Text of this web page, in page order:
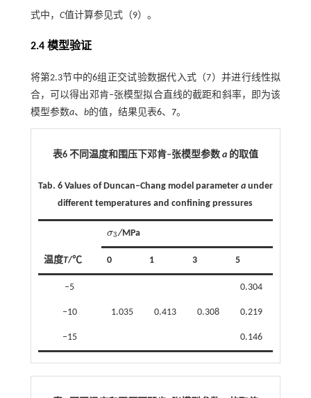
式中， C值计算参见式（9） 。
2.4 模型验证
将第2.3节中的6组正交试验数据代入式（7）并进行线性拟
合，可以得出邓肯‒张模型拟合直线的截距和斜率，即为该
模型参数a、 b的值，结果见表6、 7。
表6 不同温度和围压下邓肯‒张模型参数 a的取值
Tab. 6 Values of Duncan‒Chang model parameter aunder
different temperatures and confining pressures
温度T/℃
σ3
σ3/MPa
0 1 3 5
‒5 0.304
‒10 1.035 0.413 0.308 0.219
‒15 0.146